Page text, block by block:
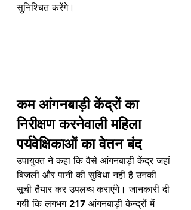
सुनिश्चित करेंगे।
कम आंगनबाड़ी केंद्रों का
निरीक्षण करनेवाली महिला
पर्यवेक्षिकाओं का वेतन बंद
उपायुक्त ने कहा कि वैसे आंगनबाड़ी केंद्र जहां
बिजली और पानी की सुविधा नहीं है उनकी
सूची तैयार कर उपलब्ध कराएंगे। जानकारी दी
गयी कि लगभग 217 आंगनबाड़ी केन्द्रों में